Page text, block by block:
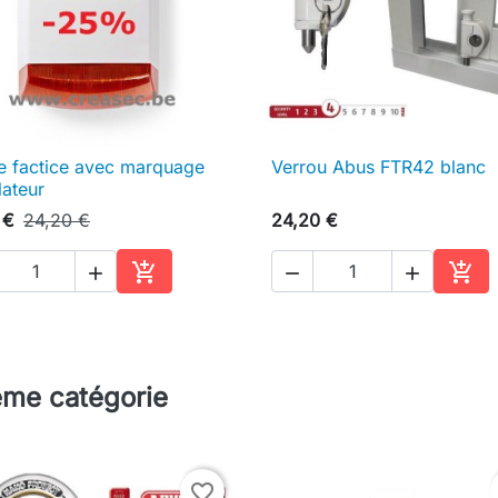
 Aperçu rapide
factice avec marquage
€ 24,20 €
 
Ajouter au panier
 Aperçu rapide
Verrou Abus FTR42 blanc
24,20 €
  
catégorie
favorite_border